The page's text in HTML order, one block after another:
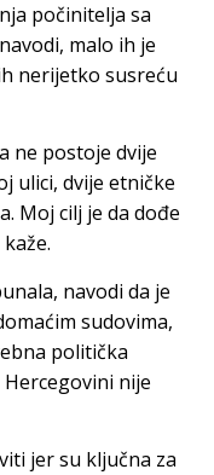
počinitelja sa
malo ih je
nerijetko susreću
ne postoje dvije
ulici, dvije etničke
Moj cilj je da dođe
navodi da je
sudovima,
politička
nije
jer su ključna za